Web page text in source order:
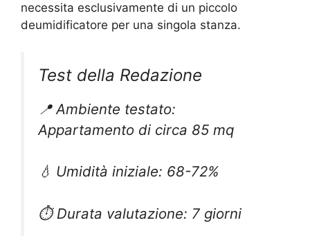
necessita esclusivamente di un piccolo
deumidificatore per una singola stanza.
Test della Redazione
📍 Ambiente testato:
Appartamento di circa 85 mq
💧 Umidità iniziale: 68-72%
⏱️ Durata valutazione: 7 giorni